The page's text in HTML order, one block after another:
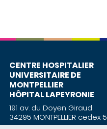
CENTRE HOSPITALIER
UNIVERSITAIRE DE
MONTPELLIER
HÔPITAL LAPEYRONIE
191 av. du Doyen Giraud
34295 MONTPELLIER cedex 5